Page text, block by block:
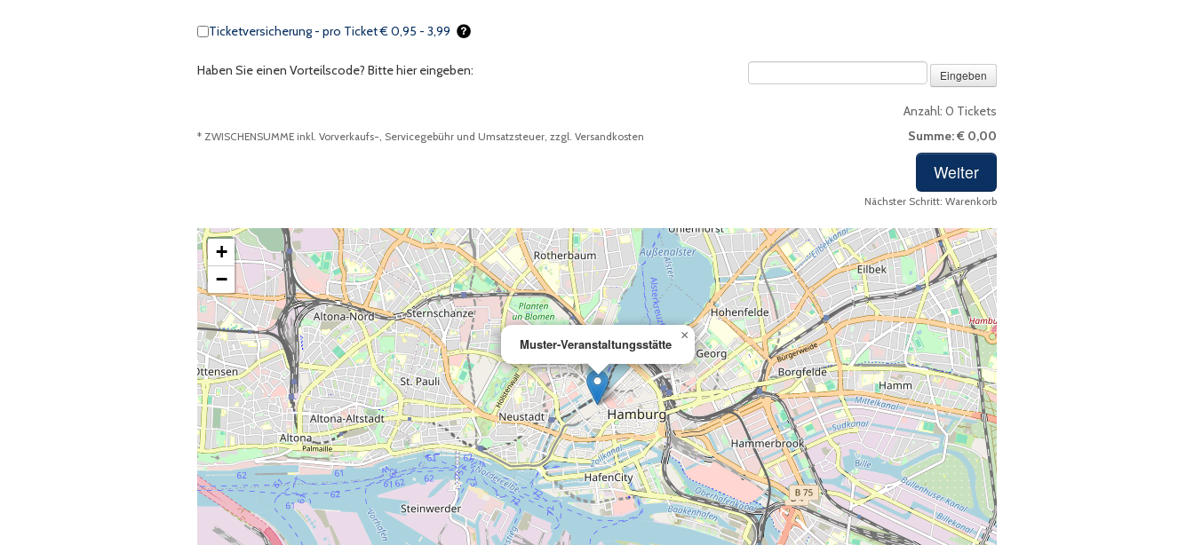
Ticketversicherung - pro Ticket € 0,95 - 3,99
Haben Sie einen Vorteilscode? Bitte hier eingeben: Promotion Code
Anzahl: 0 Tickets
* ZWISCHENSUMME inkl. Vorverkaufs-, Servicegebühr und Umsatzsteuer, zzgl. Versandkosten Summe:€ 0,00
Nächster Schritt: Warenkorb
Muster-Veranstaltungsstätte
×
+
−